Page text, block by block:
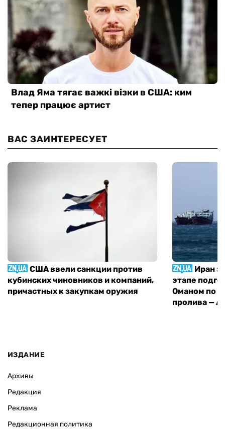
ВАС ЗАИНТЕРЕСУЕТ
США ввели санкции против
кубинских чиновников и компаний,
причастных к закупкам оружия
Иран
этапе
Оманом по
пролива —
ИЗДАНИЕ
Архивы
Редакция
Реклама
Редакционная политика